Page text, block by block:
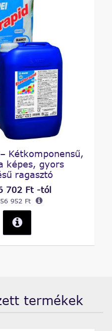
Kétkomponensű,
képes, gyors
ragasztó
702 Ft -tól
56 952 Ft
termékek